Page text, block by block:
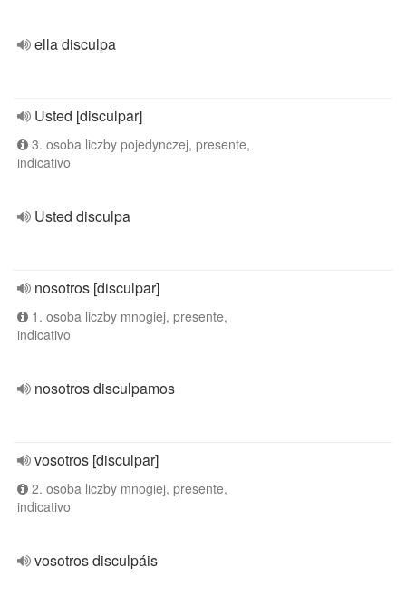
ella disculpa
Usted [disculpar]
3. osoba liczby pojedynczej, presente,
indicativo
Usted disculpa
nosotros [disculpar]
1. osoba liczby mnogiej, presente,
indicativo
nosotros disculpamos
vosotros [disculpar]
2. osoba liczby mnogiej, presente,
indicativo
vosotros disculpáis